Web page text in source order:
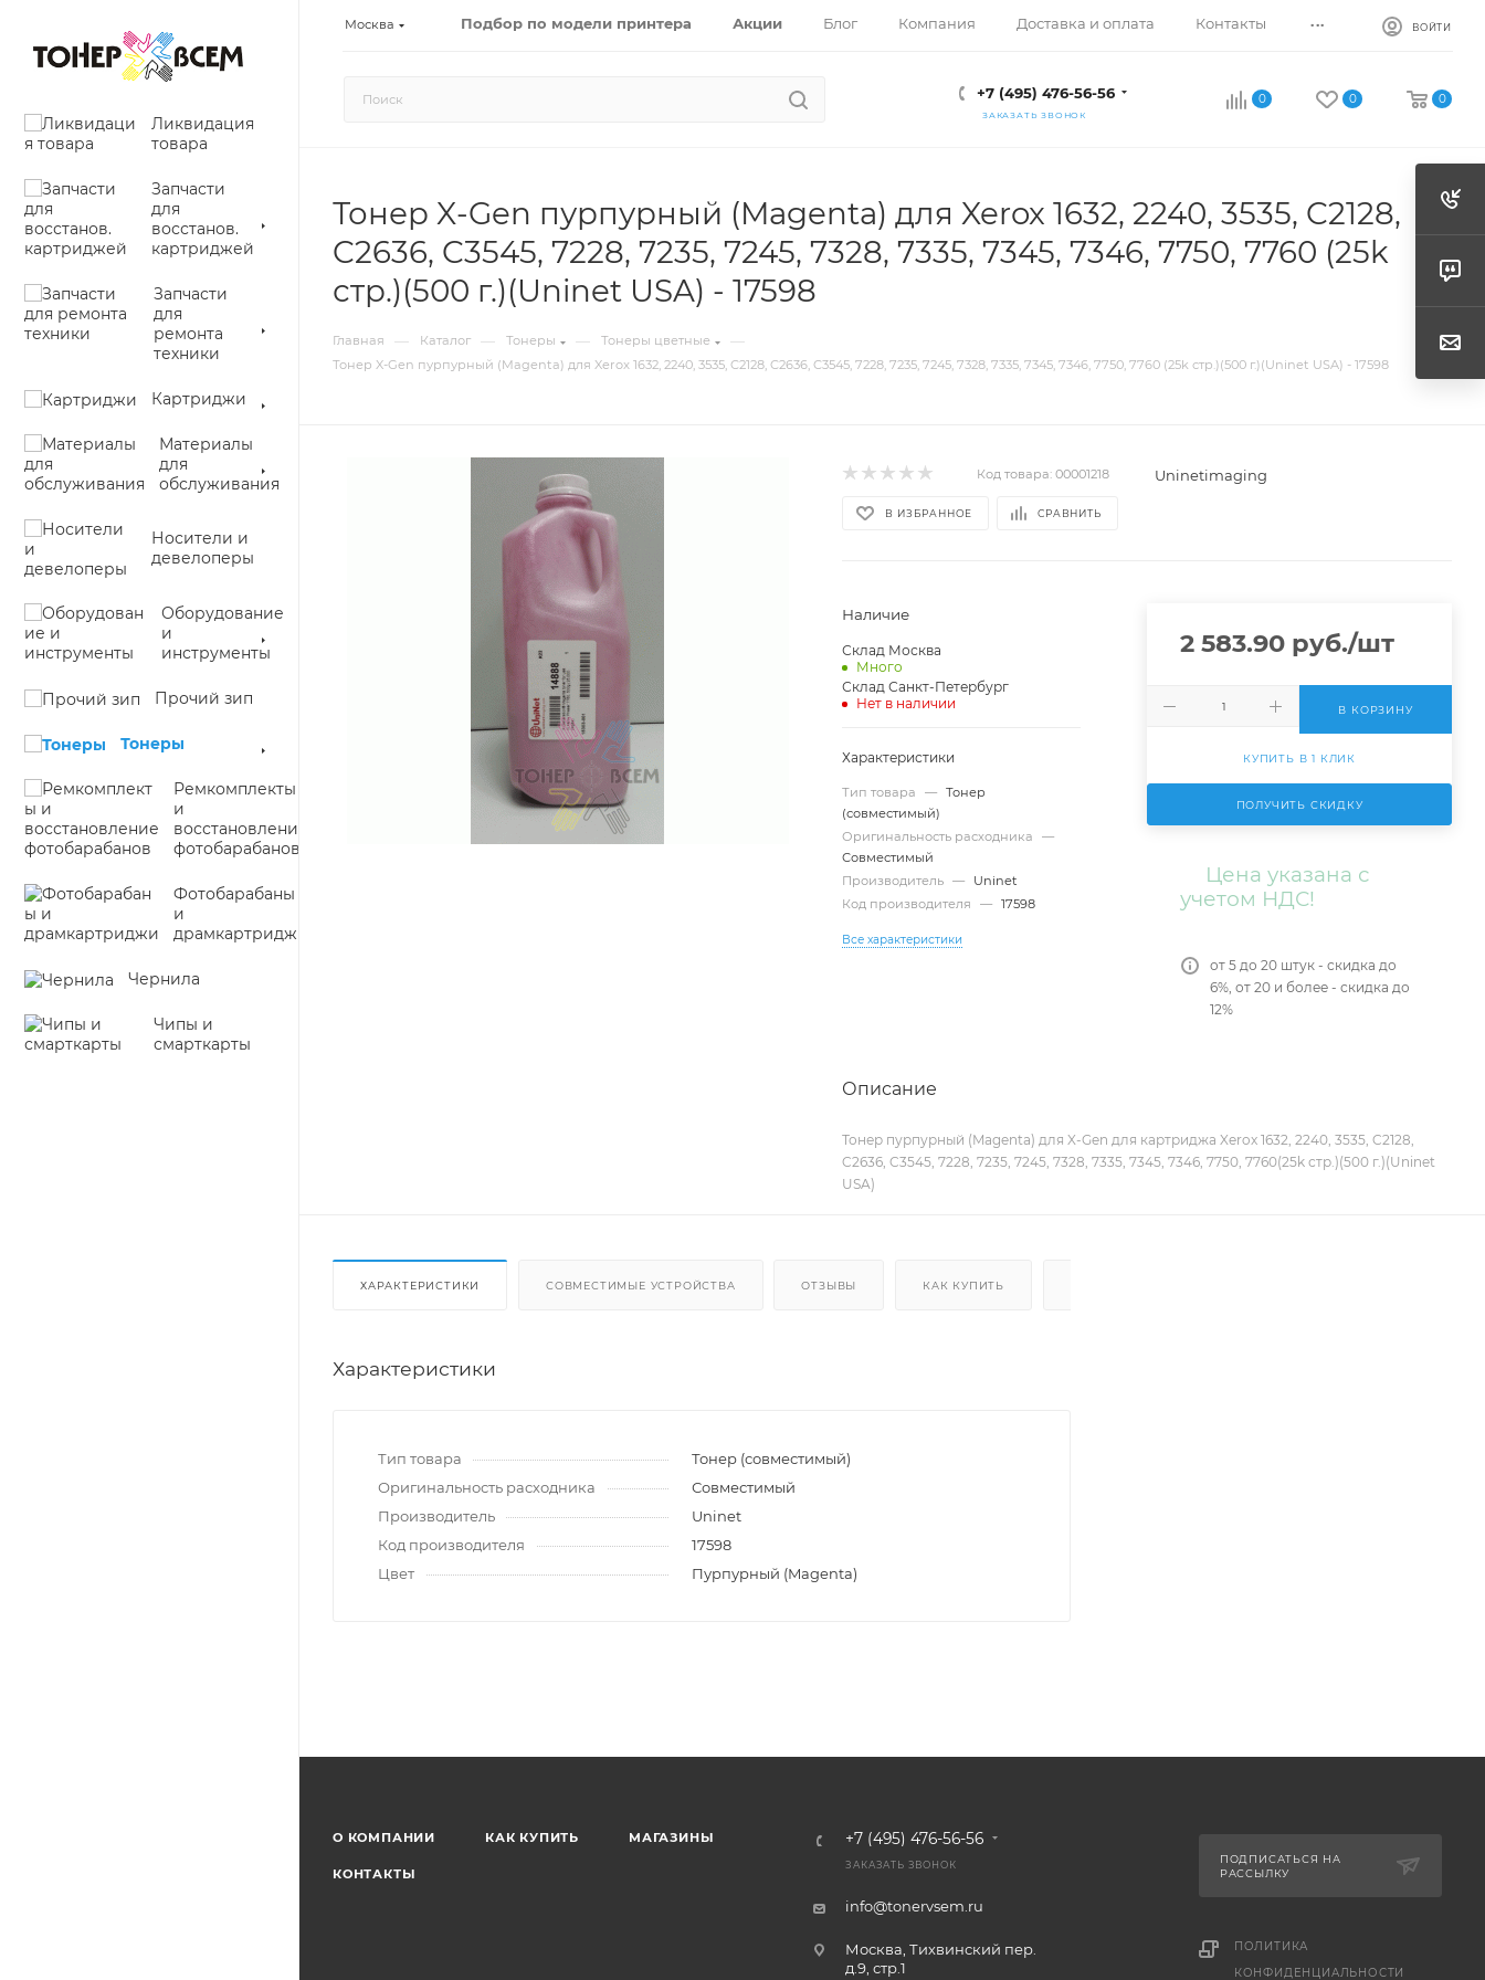
Москва Подбор по модели принтера Акции Блог Компания Доставка и оплата Контакты ... ВОЙТИ
+7 (495) 476-56-56
ЗАКАЗАТЬ ЗВОНОК
0 0 0
Ликвидация
товара
Запчасти
для
восстанов.
картриджей
Запчасти
для
ремонта
техники
Картриджи
Материалы
для
обслуживания
Носители и
девелоперы
Оборудование
и
инструменты
Прочий зип
Тонеры
Ремкомплекты
и
восстановление
фотобарабанов
Фотобарабаны
и
драмкартриджи
Чернила
Чипы и
смарткарты
Тонер X-Gen пурпурный (Magenta) для Xerox 1632, 2240, 3535, C2128,
C2636, C3545, 7228, 7235, 7245, 7328, 7335, 7345, 7346, 7750, 7760 (25k
стр.)(500 г.)(Uninet USA) - 17598
Главная — Каталог — Тонеры — Тонеры цветные —
Тонер X-Gen пурпурный (Magenta) для Xerox 1632, 2240, 3535, C2128, C2636, C3545, 7228, 7235, 7245, 7328, 7335, 7345, 7346, 7750, 7760 (25k стр.)(500 г.)(Uninet USA) - 17598
Код товара: 00001218 Uninetimaging
В ИЗБРАННОЕ СРАВНИТЬ
Наличие
Склад Москва
Много
Склад Санкт-Петербург
Нет в наличии
Характеристики
Тип товара —
Тонер
(совместимый)
Оригинальность расходника
—
Совместимый
Производитель
—
Uninet
Код производителя
— 17598
Все характеристики
2 583.90 руб./шт
В КОРЗИНУ
КУПИТЬ В 1 КЛИК
ПОЛУЧИТЬ СКИДКУ
Цена указана с
учетом НДС!
от 5 до 20 штук - скидка до
6%, от 20 и более - скидка до
12%
Описание
Тонер пурпурный (Magenta) для X-Gen для картриджа Xerox 1632, 2240, 3535, C2128,
C2636, C3545, 7228, 7235, 7245, 7328, 7335, 7345, 7346, 7750, 7760(25k стр.)(500 г.)(Uninet
USA)
ХАРАКТЕРИСТИКИ СОВМЕСТИМЫЕ УСТРОЙСТВА ОТЗЫВЫ КАК КУПИТЬ
Характеристики
Тип товара
Тонер (совместимый)
Оригинальность расходника
Совместимый
Производитель
Uninet
Код производителя
17598
Цвет
Пурпурный (Magenta)
О КОМПАНИИ КАК КУПИТЬ МАГАЗИНЫ
КОНТАКТЫ
+7 (495) 476-56-56
ЗАКАЗАТЬ ЗВОНОК
info@tonervsem.ru
Москва, Тихвинский пер.
д.9, стр.1
ПОДПИСАТЬСЯ НА
РАССЫЛКУ
ПОЛИТИКА
КОНФИДЕНЦИАЛЬНОСТИ